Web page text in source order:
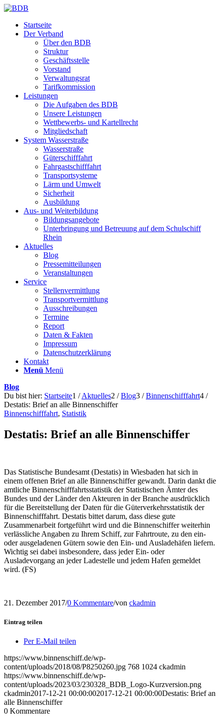
Startseite
Der Verband
Über den BDB
Struktur
Geschäftsstelle
Vorstand
Verwaltungsrat
Tarifkommission
Leistungen
Die Aufgaben des BDB
Unsere Leistungen
Wettbewerbs- und Kartellrecht
Mitgliedschaft
System Wasserstraße
Wasserstraße
Güterschifffahrt
Fahrgastschifffahrt
Transportsysteme
Lärm und Umwelt
Sicherheit
Ausbildung
Aus- und Weiterbildung
Bildungsangebote
Unterbringung und Betreuung auf dem Schulschiff
Rhein
Aktuelles
Blog
Pressemitteilungen
Veranstaltungen
Service
Stellenvermittlung
Transportvermittlung
Ausschreibungen
Termine
Report
Daten & Fakten
Impressum
Datenschutzerklärung
Kontakt
Menü Menü
Blog
Du bist hier: Startseite1 / Aktuelles2 / Blog3 / Binnenschifffahrt4 /
Destatis: Brief an alle Binnenschiffer
Binnenschifffahrt, Statistik
Destatis: Brief an alle Binnenschiffer
Das Statistische Bundesamt (Destatis) in Wiesbaden hat sich in
einem offenen Brief an alle Binnenschiffer gewandt. Darin dankt die
amtliche Binnenschifffahrtsstatistik der Statistischen Ämter des
Bundes und der Länder den Akteuren in der Branche ausdrücklich
für die Bereitstellung der Daten für die Güterverkehrsstatistik der
Binnenschifffahrt. Destatis bittet darum, dass diese gute
Zusammenarbeit fortgeführt wird und die Binnenschiffer weiterhin
verlässliche Angaben zu Ihrem Schiff, zur Fahrtroute, zu den ein-
oder ausgeladenen Gütern sowie den Ein- und Ausladehäfen liefern.
Wichtig sei dabei insbesondere, dass jeder Ein- oder
Ausladevorgang an jeder Ladestelle und jedem Hafen gemeldet
wird. (FS)
21. Dezember 2017/0 Kommentare/von ckadmin
Eintrag teilen
Per E-Mail teilen
https://www.binnenschiff.de/wp-
content/uploads/2018/08/P8250260.jpg 768 1024 ckadmin
https://www.binnenschiff.de/wp-
content/uploads/2023/03/230328_BDB_Logo-Kurzversion.png
ckadmin2017-12-21 00:00:002017-12-21 00:00:00Destatis: Brief an
alle Binnenschiffer
0 Kommentare